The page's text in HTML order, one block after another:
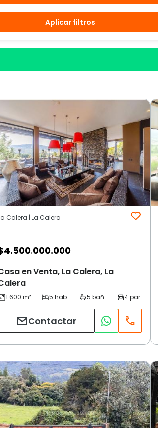
Aplicar filtros
Calera | La Calera
4.500.000.000
en Venta, La Calera, La
Contactar